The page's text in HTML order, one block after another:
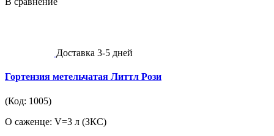
Доставка 3-5 дней
Гортензия метельчатая Литтл Рози
(Код: 1005)
О саженце: V=3 л (ЗКС)